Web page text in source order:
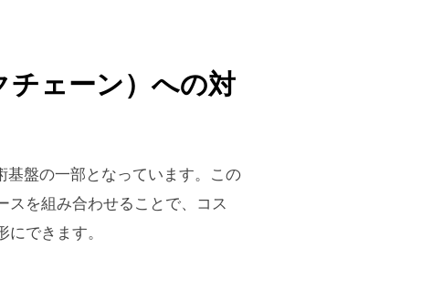
チェーン）への対
基盤の一部となっています。この
スを組み合わせることで、コス
できます。